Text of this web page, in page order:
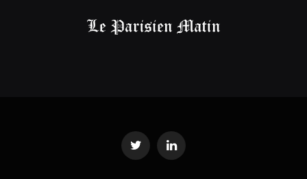
Twitter LinkedIn